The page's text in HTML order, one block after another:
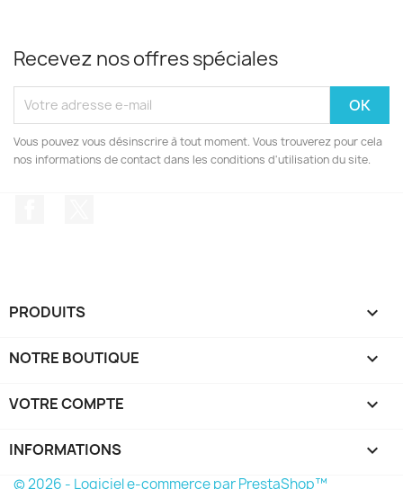
Recevez nos offres spéciales
Vous pouvez vous désinscrire à tout moment. Vous trouverez pour cela
nos informations de contact dans les conditions d'utilisation du site.
PRODUITS 
NOTRE BOUTIQUE 
VOTRE COMPTE 
INFORMATIONS keyboard_arrow_down
© 2026 - Logiciel e-commerce par PrestaShop™